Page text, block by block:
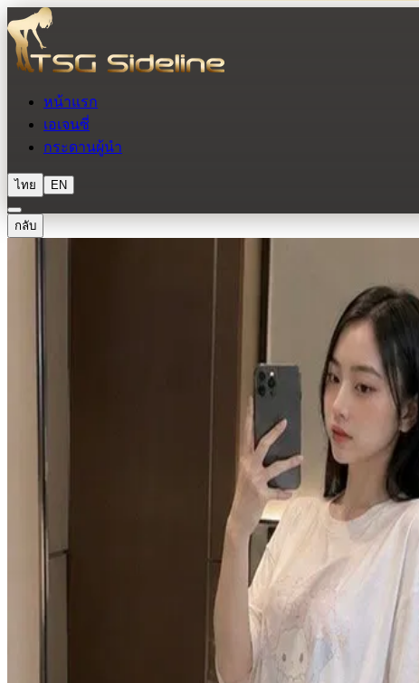
หน้าแรก
เอเจนซี่
กระดานผู้นำ
ไทย EN
กลับ